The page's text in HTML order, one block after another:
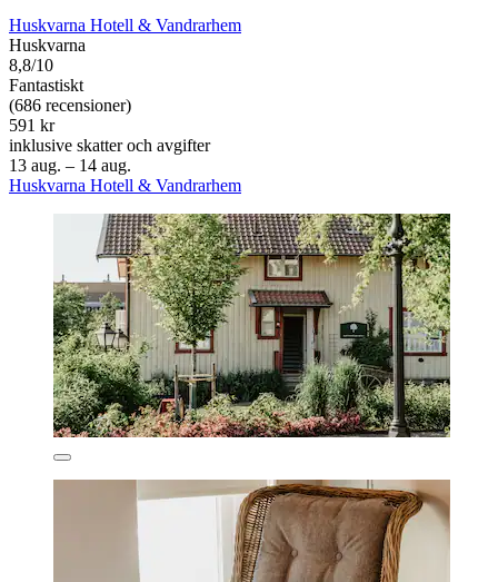
Huskvarna Hotell & Vandrarhem
Huskvarna
8,8/10
Fantastiskt
(686 recensioner)
591 kr
inklusive skatter och avgifter
13 aug. – 14 aug.
Huskvarna Hotell & Vandrarhem